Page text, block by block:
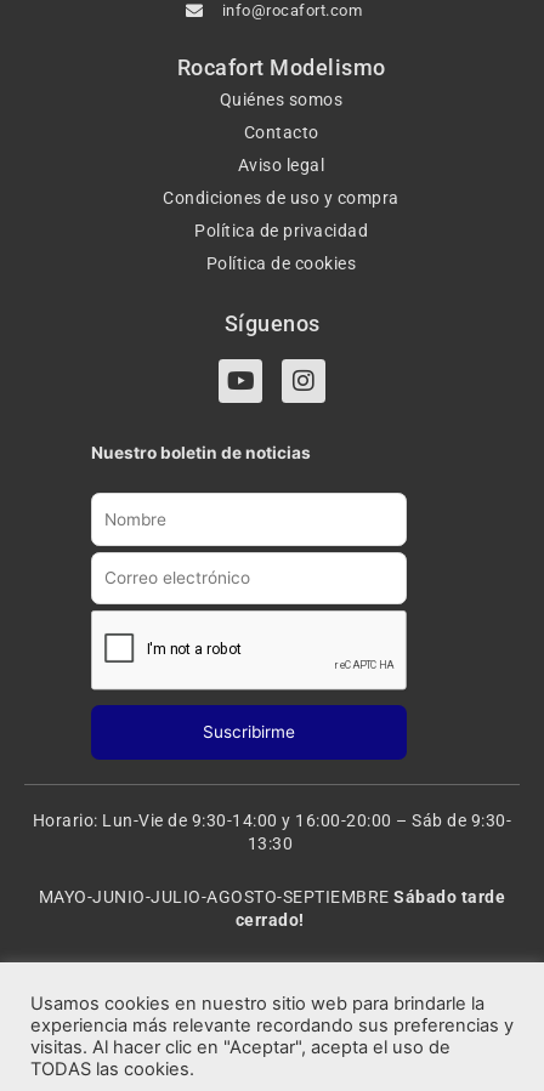
info@rocafort.com
Rocafort Modelismo
Quiénes somos
Contacto
Aviso legal
Condiciones de uso y compra
Política de privacidad
Política de cookies
Síguenos
Y
o
t
u
b
I
n
t
a
g
a
Nuestro boletin de noticias
Horario: Lun-Vie de 9:30-14:00 y 16:00-20:00 – Sáb de 9:30-
13:30
MAYO-JUNIO-JULIO-AGOSTO-SEPTIEMBRESábado tarde
cerrado!
Rocafort Modelismo | Copyright 2021 © Todos los derechos
Usamos cookies en nuestro sitio web para brindarle la
experiencia más relevante recordando sus preferencias y
visitas. Al hacer clic en "Aceptar", acepta el uso de
TODAS las cookies.